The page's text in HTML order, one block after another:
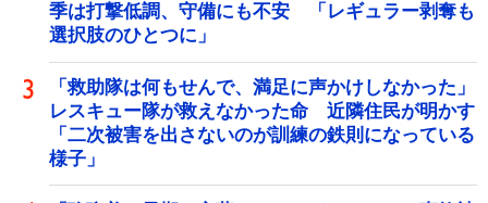
季は打撃低調、守備にも不安 「レギュラー剥奪も
選択肢のひとつに」
「救助隊は何もせんで、満足に声かけしなかった」
レスキュー隊が救えなかった命 近隣住民が明かす
「二次被害を出さないのが訓練の鉄則になっている
様子」